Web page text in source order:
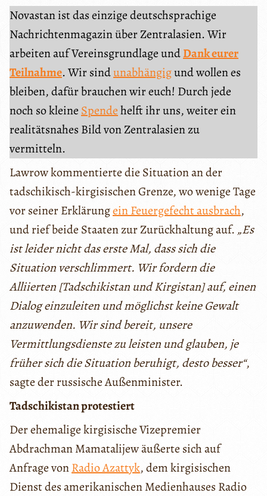
Novastan ist das einzige deutschsprachige
Nachrichtenmagazin über Zentralasien. Wir
arbeiten auf Vereinsgrundlage undDank eurer
Teilnahme. Wir sindunabhängigund wollen es
bleiben, dafür brauchen wir euch! Durch jede
noch so kleine Spendehelft ihr uns, weiter ein
realitätsnahes Bild von Zentralasien zu
vermitteln.
Lawrow kommentierte die Situation an der
tadschikisch-kirgisischen Grenze, wo wenige Tage
vor seiner Erklärungein Feuergefecht ausbrach,
und rief beide Staaten zur Zurückhaltung auf. „Es
ist leider nicht das erste Mal, dass sich die
Situation verschlimmert. Wir fordern die
Alliierten [Tadschikistan und Kirgistan] auf, einen
Dialog einzuleiten und möglichst keine Gewalt
anzuwenden. Wir sind bereit, unsere
Vermittlungsdienste zu leisten und glauben, je
früher sich die Situation beruhigt, desto besser“,
sagte der russische Außenminister.
Tadschikistan protestiert
Der ehemalige kirgisische Vizepremier
Abdrachman Mamatalijew äußerte sich auf
Anfrage vonRadio Azattyk, dem kirgisischen
Dienst des amerikanischen Medienhauses Radio